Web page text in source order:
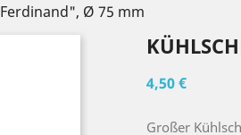
Ø 75 mm
4,50 €
Großer